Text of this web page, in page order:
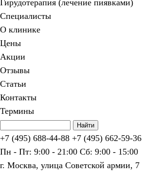
Гирудотерапия (лечение пиявками)
Специалисты
О клинике
Цены
Акции
Отзывы
Статьи
Контакты
Термины
+7 (495) 688-44-88 +7 (495) 662-59-36
Пн - Пт: 9:00 - 21:00 Сб: 9:00 - 15:00
г. Москва, улица Советской армии, 7